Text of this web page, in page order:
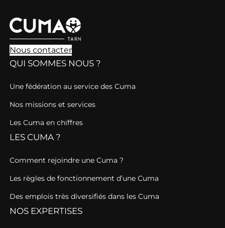
Nous contacter
QUI SOMMES NOUS ?
Une fédération au service des Cuma
Nos missions et services
Les Cuma en chiffres
LES CUMA ?
Comment rejoindre une Cuma ?
Les règles de fonctionnement d’une Cuma
Des emplois très diversifiés dans les Cuma
NOS EXPERTISES